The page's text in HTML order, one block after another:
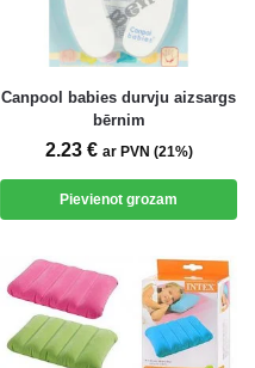
Canpool babies durvju aizsargs
bērnim
2.23 € ar PVN (21%)
Pievienot grozam